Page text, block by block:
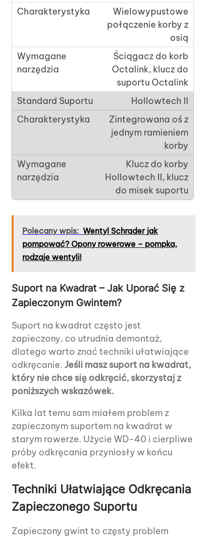
Wielowypustowe
połączenie korby z
osią
Ściągacz do korb
Octalink, klucz do
suportu Octalink
Hollowtech II
Zintegrowana oś z
jednym ramieniem
korby
Klucz do korby
Hollowtech II, klucz
do misek suportu
Polecany wpis: Wentyl Schrader jak
pompować? Opony rowerowe – pompka,
rodzaje wentyli!
Suport na Kwadrat – Jak Uporać Się z
Zapieczonym Gwintem?
Suport na kwadrat często jest
zapieczony, co utrudnia demontaż,
dlatego warto znać techniki ułatwiające
odkręcanie. Jeśli masz suport na kwadrat,
który nie chce się odkręcić, skorzystaj z
poniższych wskazówek.
Kilka lat temu sam miałem problem z
zapieczonym suportem na kwadrat w
starym rowerze. Użycie WD-40 i cierpliwe
próby odkręcania przyniosły w końcu
efekt.
Techniki Ułatwiające Odkręcania
Zapieczonego Suportu
Zapieczony gwint to częsty problem